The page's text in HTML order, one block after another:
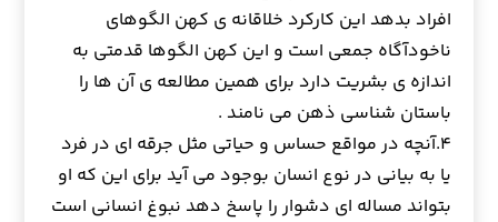
افراد بدهد این کارکرد خلاقانه ی کهن الگوهای
ناخودآگاه جمعی است و این کهن الگوها قدمتی به
اندازه ی بشریت دارد برای همین مطالعه ی آن ها را
باستان شناسی ذهن می نامند .
۴.آنچه در مواقع حساس و حیاتی مثل جرقه ای در فرد
یا به بیانی در نوع انسان بوجود می آید برای این که او
بتواند مساله ای دشوار را پاسخ دهد نبوغ انسانی است